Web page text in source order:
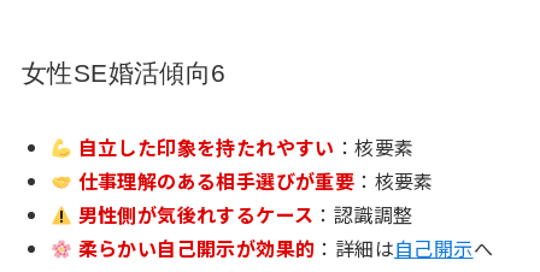
女性SE婚活傾向6
自立した印象を持たれやすい ：核要素
仕事理解のある相手選びが重要 ：核要素
男性側が気後れするケース ：認識調整
柔らかい自己開示が効果的 ：詳細は自己開示へ